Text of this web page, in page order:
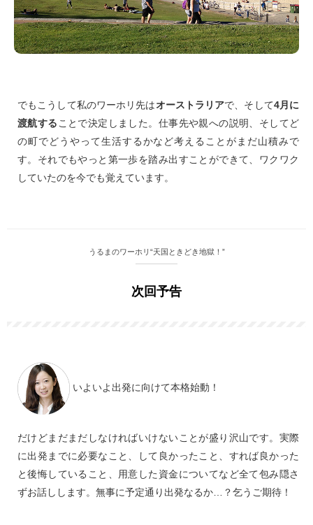
でもこうして私のワーホリ先はオーストラリアで、そして4月に
渡航する ことで決定しました。仕事先や親への説明、そしてど
の町でどうやって生活するかなど考えることがまだ山積みで
す。それでもやっと第一歩を踏み出すことができて、ワクワク
していたのを今でも覚えています。
うるまのワーホリ“天国ときどき地獄！”
次回予告
いよいよ出発に向けて本格始動！
だけどまだまだしなければいけないことが盛り沢山です。実際
に出発までに必要なこと、して良かったこと、すれば良かった
と後悔していること、用意した資金についてなど全て包み隠さ
ずお話しします。無事に予定通り出発なるか…？乞うご期待！